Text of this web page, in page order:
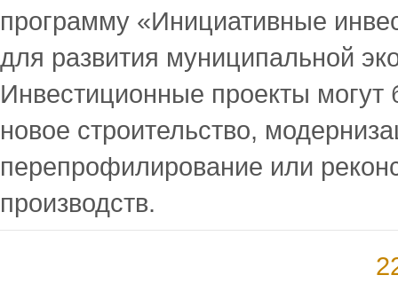
программу «Инициативные
для развития муниципальной
Инвестиционные проекты
новое строительство,
перепрофилирование или
производств.